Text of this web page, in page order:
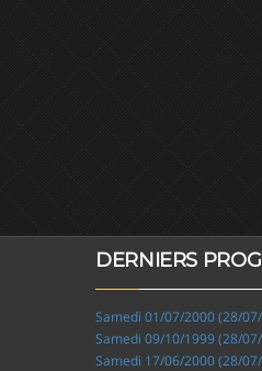
DERNIERS
Samedi 01/07/2000 (28/
Samedi 09/10/1999 (28/
Samedi 17/06/2000 (28/